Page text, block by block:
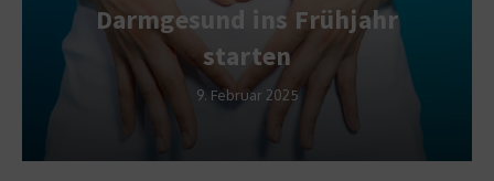
Darmgesund ins Frühjahr
starten
9. Februar 2025